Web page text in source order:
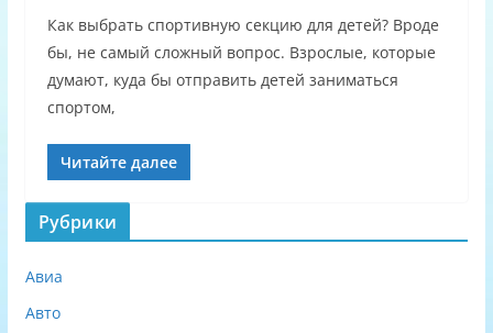
Как выбрать спортивную секцию для детей? Вроде
бы, не самый сложный вопрос. Взрослые, которые
думают, куда бы отправить детей заниматься
спортом,
Читайте далее
Рубрики
Авиа
Авто